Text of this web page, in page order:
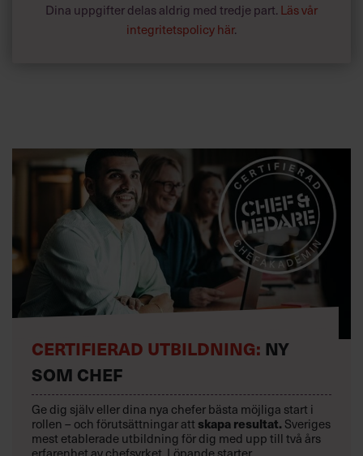
Dina uppgifter delas aldrig med tredje part. Läs vår
integritetspolicy här.
CERTIFIERAD UTBILDNING: NY
SOM CHEF
Ge dig själv eller dina nya chefer bästa möjliga start i
rollen – och förutsättningar att skapa resultat. Sveriges
mest etablerade utbildning för dig med upp till två års